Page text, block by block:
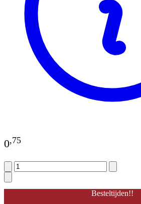
0,75
Besteltijden!!